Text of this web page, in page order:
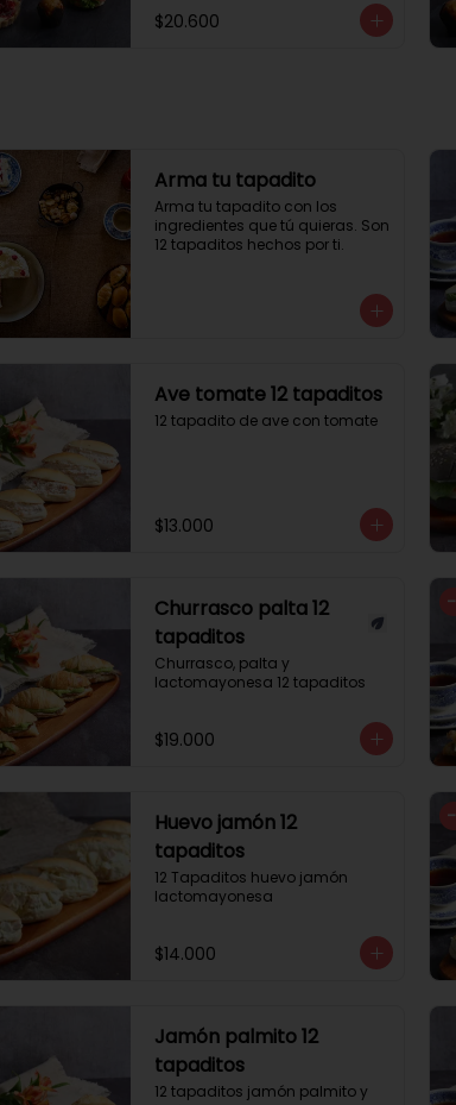
1 mini muffin
1 cheesecake
$20.600
Arma tu tapadito
Arma tu tapadito con los
ingredientes que tú quieras. Son
12 tapaditos hechos por ti.
Ave tomate 12 tapaditos
12 tapadito de ave con tomate
$13.000
Churrasco palta 12
tapaditos
Churrasco, palta y
lactomayonesa 12 tapaditos
$19.000
-
Huevo jamón 12
tapaditos
12 Tapaditos huevo jamón
lactomayonesa
$14.000
-
Jamón palmito 12
tapaditos
12 tapaditos jamón palmito y